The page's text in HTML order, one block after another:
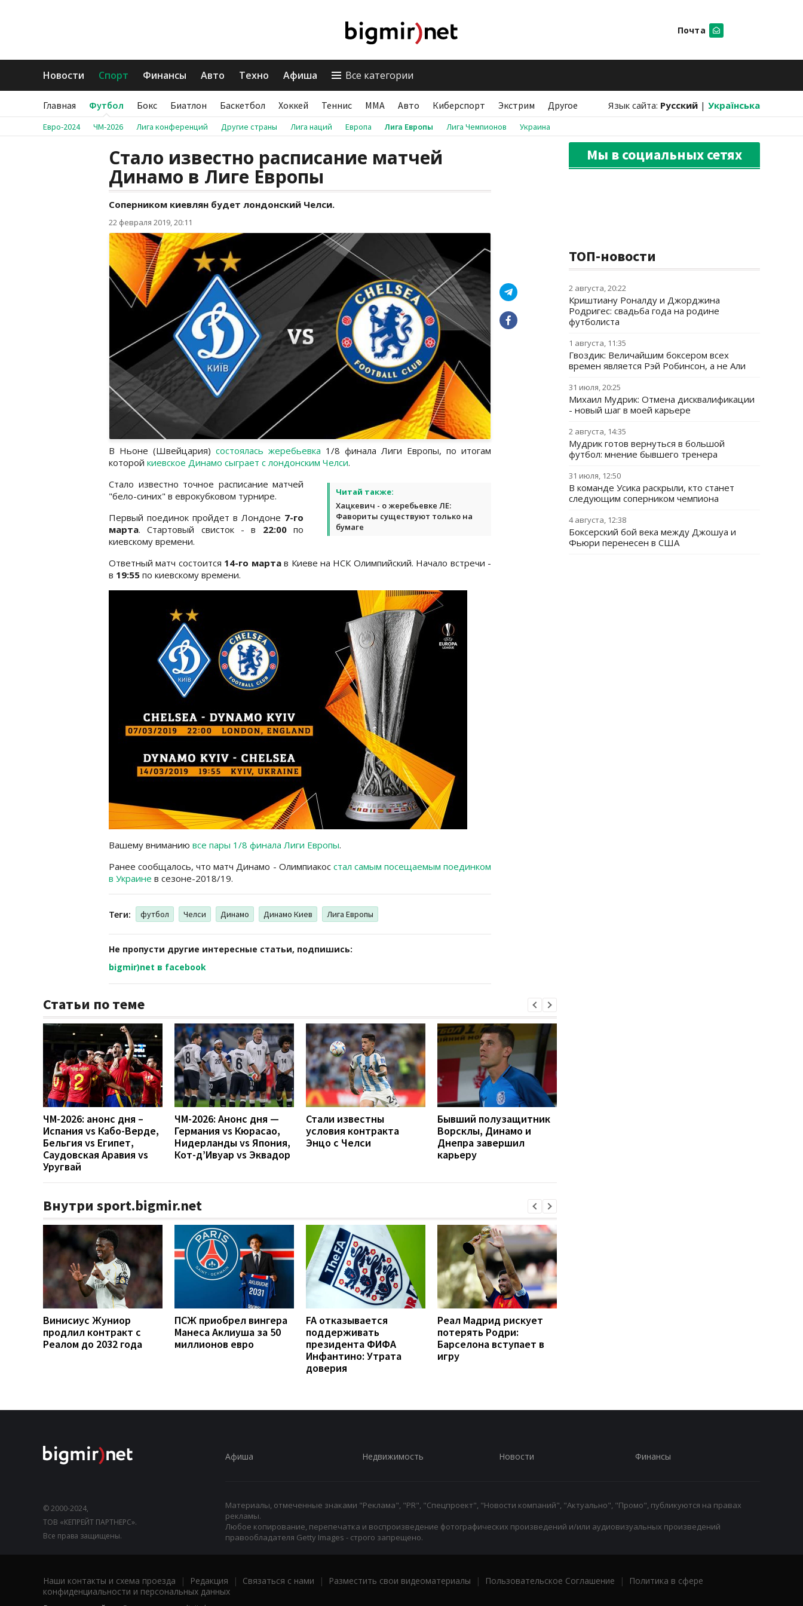
Почта
Новости Спорт Финансы Авто Техно Афиша Все категории
Главная Футбол Бокс Биатлон Баскетбол Хоккей Теннис ММА Авто Киберспорт Экстрим Другое Язык сайта: Русский | Українська
Евро-2024 ЧМ-2026 Лига конференций Другие страны Лига наций Европа Лига Европы Лига Чемпионов Украина
Стало известно расписание матчей
Динамо в Лиге Европы
Соперником киевлян будет лондонский Челси.
22 февраля 2019, 20:11
В Ньоне (Швейцария) состоялась жеребьевка 1/8 финала Лиги Европы, по итогам
которой киевское Динамо сыграет с лондонским Челси.
Читай также:
Хацкевич - о жеребьевке ЛЕ:
Фавориты существуют только на
бумаге
Стало известно точное расписание матчей
"бело-синих" в еврокубковом турнире.
Первый поединок пройдет в Лондоне 7-го
марта. Стартовый свисток - в 22:00по
киевскому времени.
Ответный матч состоится 14-го мартав Киеве на НСК Олимпийский. Начало встречи -
в 19:55 по киевскому времени.
Вашему вниманию все пары 1/8 финала Лиги Европы.
Ранее сообщалось, что матч Динамо - Олимпиакос стал самым посещаемым поединком
в Украине в сезоне-2018/19.
Теги: футбол Челси Динамо Динамо Киев Лига Европы
Не пропусти другие интересные статьи, подпишись:
bigmir)net в facebook
Статьи по теме
ЧМ-2026: анонс дня –
Испания vs Кабо-Верде,
Бельгия vs Египет,
Саудовская Аравия vs
Уругвай
ЧМ-2026: Анонс дня —
Германия vs Кюрасао,
Нидерланды vs Япония,
Кот-д’Ивуар vs Эквадор
Стали известны
условия контракта
Энцо с Челси
Бывший полузащитник
Ворсклы, Динамо и
Днепра завершил
карьеру
Внутри sport.bigmir.net
Винисиус Жуниор
продлил контракт с
Реалом до 2032 года
ПСЖ приобрел вингера
Манеса Аклиуша за 50
миллионов евро
FA отказывается
поддерживать
президента ФИФА
Инфантино: Утрата
доверия
Реал Мадрид рискует
потерять Родри:
Барселона вступает в
игру
Мы в социальных сетях
ТОП-новости
2 августа, 20:22
Криштиану Роналду и Джорджина
Родригес: свадьба года на родине
футболиста
1 августа, 11:35
Гвоздик: Величайшим боксером всех
времен является Рэй Робинсон, а не Али
31 июля, 20:25
Михаил Мудрик: Отмена дисквалификации
- новый шаг в моей карьере
2 августа, 14:35
Мудрик готов вернуться в большой
футбол: мнение бывшего тренера
31 июля, 12:50
В команде Усика раскрыли, кто станет
следующим соперником чемпиона
4 августа, 12:38
Боксерский бой века между Джошуа и
Фьюри перенесен в США
© 2000-2024,
ТОВ «КЕПРЕЙТ ПАРТНЕРС».
Все права защищены.
Афиша Недвижимость Новости Финансы
Материалы, отмеченные знаками "Реклама", "PR", "Спецпроект", "Новости компаний", "Актуально", "Промо", публикуются на правах
рекламы.
Любое копирование, перепечатка и воспроизведение фотографических произведений и/или аудиовизуальных произведений
правообладателя Getty Images - строго запрещено.
Наши контакты и схема проезда | Редакция | Связаться с нами | Разместить свои видеоматериалы | Пользовательское Соглашение |
Политика в сфере
конфиденциальности и персональных данных